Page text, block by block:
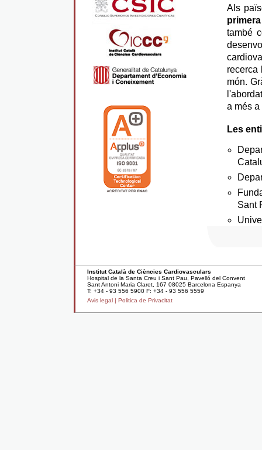
Als
també
recerca
món.
a més a
Les
Sant
Institut Català de Ciències Cardiovasculars
Hospital de la Santa Creu i Sant Pau, Pavelló del Convent
Sant Antoni Maria Claret, 167 08025 Barcelona Espanya
T: +34 - 93 556 5900 F: +34 - 93 556 5559
Avis legal | Politica de Privacitat